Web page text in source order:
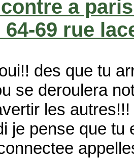
a
64-69 rue
des que tu
se deroulera
les
je pense que tu